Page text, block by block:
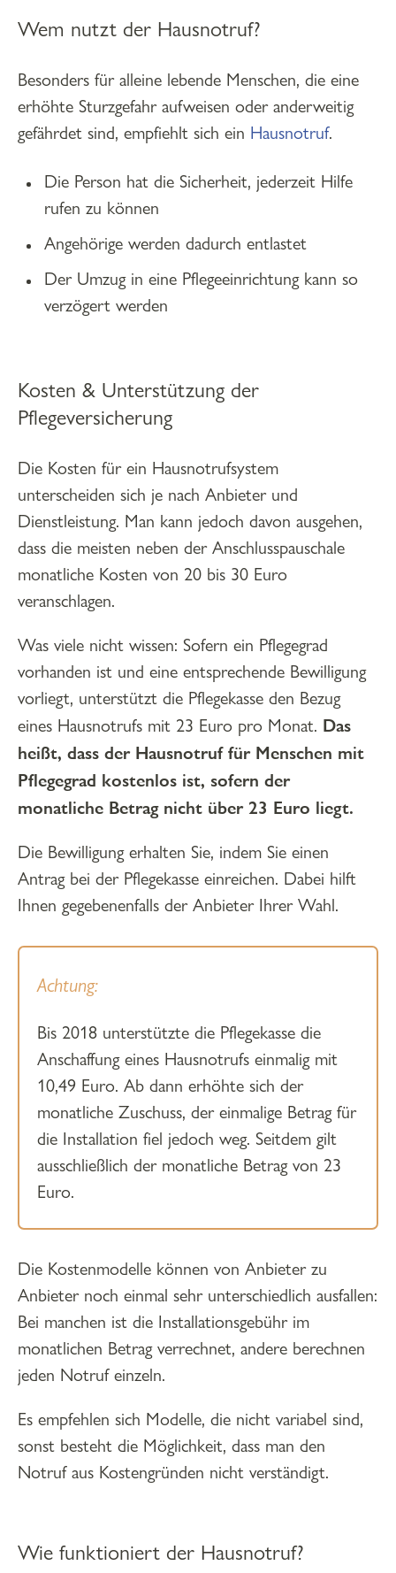
Wem nutzt der Hausnotruf?
Besonders für alleine lebende Menschen, die eine
erhöhte Sturzgefahr aufweisen oder anderweitig
gefährdet sind, empfiehlt sich ein Hausnotruf.
Die Person hat die Sicherheit, jederzeit Hilfe
rufen zu können
Angehörige werden dadurch entlastet
Der Umzug in eine Pflegeeinrichtung kann so
verzögert werden
Kosten & Unterstützung der
Pflegeversicherung
Die Kosten für ein Hausnotrufsystem
unterscheiden sich je nach Anbieter und
Dienstleistung. Man kann jedoch davon ausgehen,
dass die meisten neben der Anschlusspauschale
monatliche Kosten von 20 bis 30 Euro
veranschlagen.
Was viele nicht wissen: Sofern ein Pflegegrad
vorhanden ist und eine entsprechende Bewilligung
vorliegt, unterstützt die Pflegekasse den Bezug
eines Hausnotrufs mit 23 Euro pro Monat. Das
heißt, dass der Hausnotruf für Menschen mit
Pflegegrad kostenlos ist, sofern der
monatliche Betrag nicht über 23 Euro liegt.
Die Bewilligung erhalten Sie, indem Sie einen
Antrag bei der Pflegekasse einreichen. Dabei hilft
Ihnen gegebenenfalls der Anbieter Ihrer Wahl.
Achtung:
Bis 2018 unterstützte die Pflegekasse die
Anschaffung eines Hausnotrufs einmalig mit
10,49 Euro. Ab dann erhöhte sich der
monatliche Zuschuss, der einmalige Betrag für
die Installation fiel jedoch weg. Seitdem gilt
ausschließlich der monatliche Betrag von 23
Euro.
Die Kostenmodelle können von Anbieter zu
Anbieter noch einmal sehr unterschiedlich ausfallen:
Bei manchen ist die Installationsgebühr im
monatlichen Betrag verrechnet, andere berechnen
jeden Notruf einzeln.
Es empfehlen sich Modelle, die nicht variabel sind,
sonst besteht die Möglichkeit, dass man den
Notruf aus Kostengründen nicht verständigt.
Wie funktioniert der Hausnotruf?